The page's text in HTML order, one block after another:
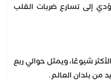
إلى تسارع ضربات القلب
شيوعًا، ويمثل حوالي ربع
من بلدان العالم.